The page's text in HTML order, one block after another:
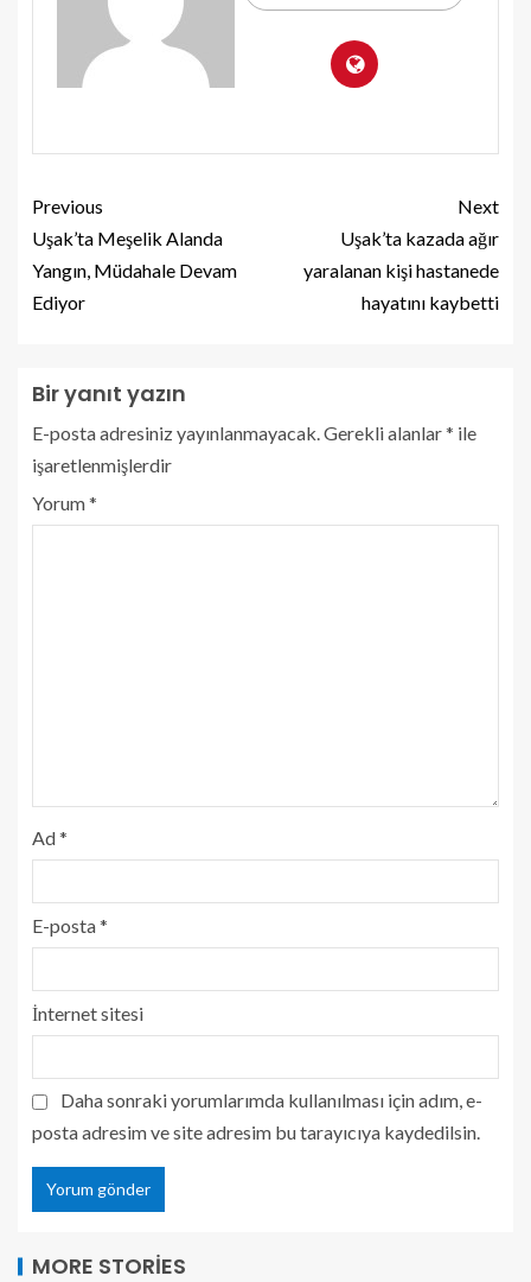
Previous
Uşak’ta Meşelik Alanda
Yangın, Müdahale Devam
Ediyor
Next
Uşak’ta kazada ağır
yaralanan kişi hastanede
hayatını kaybetti
Bir yanıt yazın
E-posta adresiniz yayınlanmayacak. Gerekli alanlar* ile
işaretlenmişlerdir
Yorum*
Ad*
E-posta*
İnternet sitesi
Daha sonraki yorumlarımda kullanılması için adım, e-
posta adresim ve site adresim bu tarayıcıya kaydedilsin.
MORE STORIES